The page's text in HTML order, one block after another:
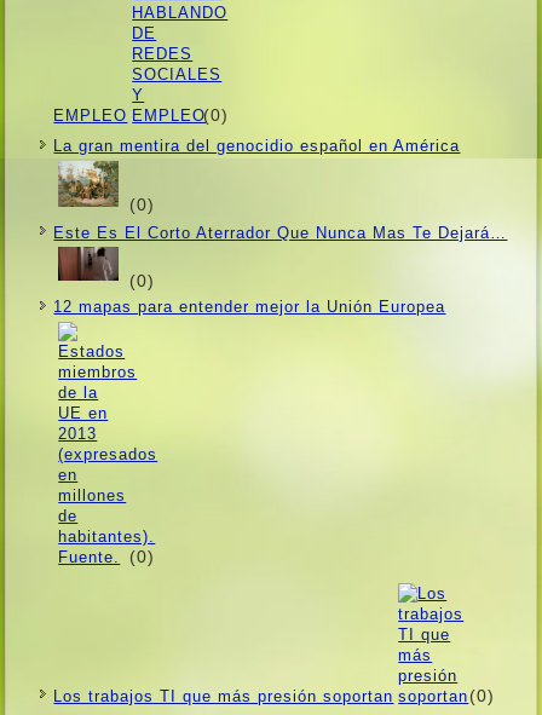
EMPLEO (0)
La gran mentira del genocidio español en América
(0)
Este Es El Corto Aterrador Que Nunca Mas Te Dejará…
(0)
12 mapas para entender mejor la Unión Europea
(0)
Los trabajos TI que más presión soportan (0)